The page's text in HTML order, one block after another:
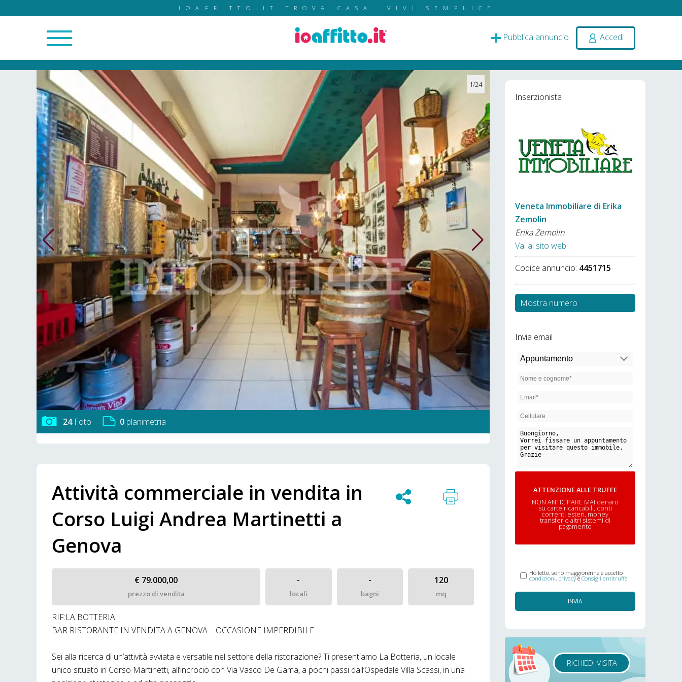
IOAFFITTO.IT TROVA CASA. VIVI SEMPLICE.
Pubblica annuncio Accedi
1/24
24Foto 0 planimetria
Attività commerciale in vendita in
Corso Luigi Andrea Martinetti a
Genova
€ 79.000,00
prezzo di vendita
-
locali
-
bagni
120
mq
RIF:LA BOTTERIA
BAR RISTORANTE IN VENDITA A GENOVA – OCCASIONE IMPERDIBILE
Sei alla ricerca di un’attività avviata e versatile nel settore della ristorazione? Ti presentiamo La Botteria, un locale
unico situato in Corso Martinetti, all’incrocio con Via Vasco De Gama, a pochi passi dall’Ospedale Villa Scassi, in una
Inserzionista
Veneta Immobiliare di Erika
Zemolin
Erika Zemolin
Vai al sito web
Codice annuncio: 4451715
Mostra numero
Invia email
ATTENZIONE ALLE TRUFFE
NON ANTICIPARE MAI denaro
su carte ricaricabili, conti
correnti esteri, money
transfer o altri sistemi di
pagamento
Ho letto, sono maggiorenne e accetto
condizioni, privacye Consigli antitruffa
INVIA
RICHIEDI VISITA